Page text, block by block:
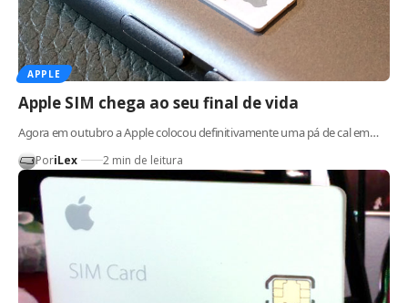
APPLE
Apple SIM chega ao seu final de vida
Agora em outubro a Apple colocou definitivamente uma pá de cal em…
PoriLex 2 min de leitura